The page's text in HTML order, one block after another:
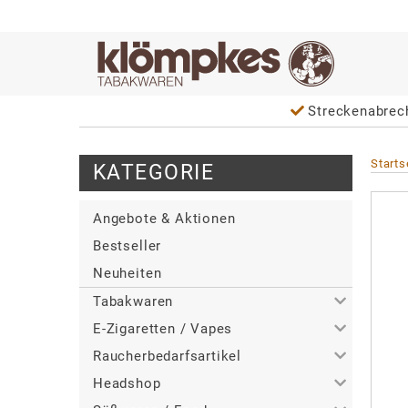
KATEGORIE
Angebote & Aktionen
Bestseller
Neuheiten
Tabakwaren
>Alle
>Zigaretten
>Zigarren / Zigarillos
E-Zigaretten / Vapes
>Alle
>Tabakerhitzer
Raucherbedarfsartikel
>Alle
Headshop